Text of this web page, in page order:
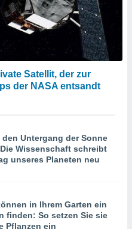
Satellit, der zur
der NASA entsandt
den Untergang der Sonne
Wissenschaft schreibt
unseres Planeten neu
in Ihrem Garten ein
finden: So setzen Sie sie
Pflanzen ein